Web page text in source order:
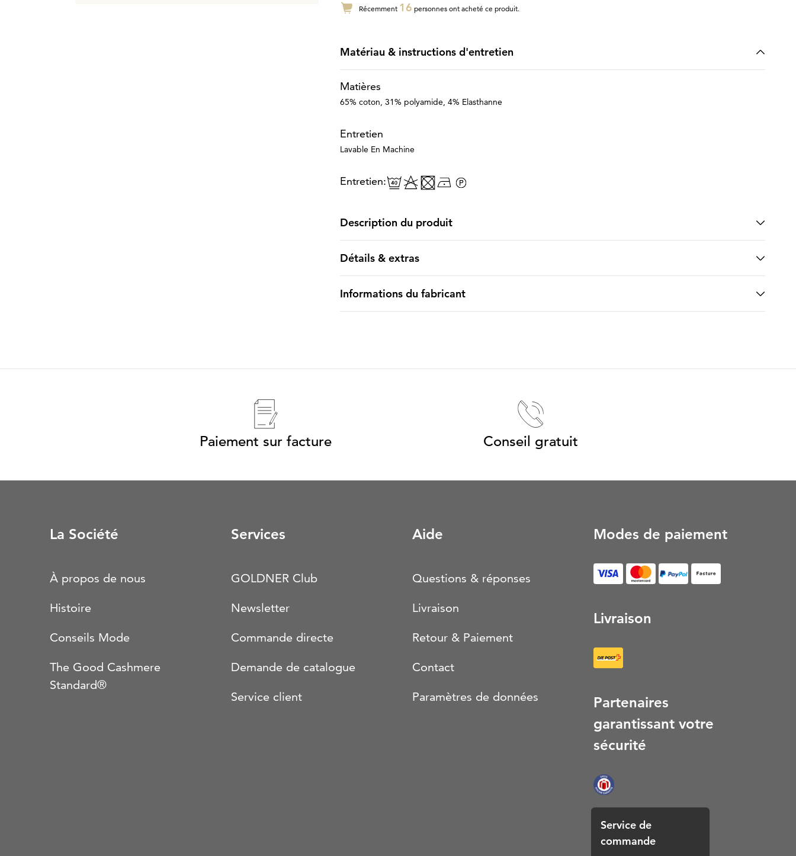
Récemment 16 personnes ont acheté ce produit.
Matériau & instructions d'entretien
Matières
65% coton, 31% polyamide, 4% Elasthanne
Entretien
Lavable En Machine
Entretien:
Description du produit
Détails & extras
Informations du fabricant
Paiement sur facture Conseil gratuit
La Société
À propos de nous
Histoire
Conseils Mode
The Good Cashmere
Standard®
Services
GOLDNER Club
Newsletter
Commande directe
Demande de catalogue
Service client
Aide
Questions & réponses
Livraison
Retour & Paiement
Contact
Paramètres de données
Modes de paiement
Facture (S’ouvre dans
Livraison
Partenaires
garantissant votre
sécurité
Service de
commande